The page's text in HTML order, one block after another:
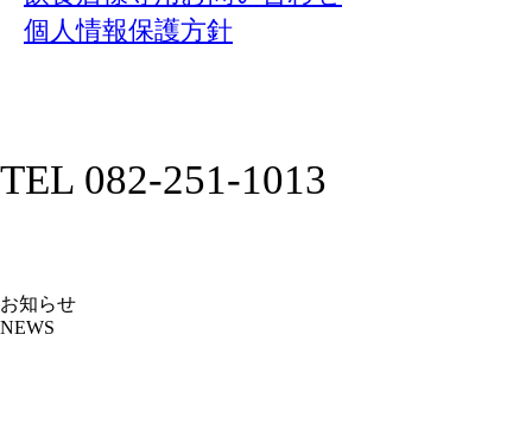
個人情報保護方針
TEL 082-251-1013
お知らせ
NEWS